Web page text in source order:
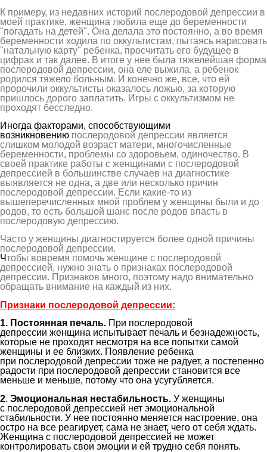
К примеру, из недавних историй послеродовой депрессии в
моей практике, женщина любила еще до беременности
"погадать на детей". Она делала это постоянно, а во время
беременности ходила по оккультистам, пытаясь нарисовать
"натальную карту" ребенка, просчитать его будущее в
цифрах и так далее. В итоге у нее была тяжелейшая форма
послеродовой депрессии, она еле выжила, а ребенок
родился тяжело больным. И конечно же, все, что ей
пророчили оккультисты оказалось ложью, за которую
пришлось дорого заплатить. Игры с оккультизмом не
проходят бесследно.
Иногда факторами, способствующими
возникновению послеродовой депрессии является
слишком молодой возраст матери, многочисленные
беременности, проблемы со здоровьем, одиночество. В
своей практике работы с женщинами с послеродовой
депрессией в большинстве случаев на диагностике
выявляется не одна, а две или несколько причин
послеродовой депрессии. Если какие-то из
вышеперечисленных мной проблем у женщины были и до
родов, то есть большой шанс после родов впасть в
послеродовую депрессию.
Часто у женщины диагностируется более одной причины
послеродовой депрессии.
Чтобы вовремя помочь женщине с послеродовой
депрессией, нужно знать о признаках послеродовой
депрессии. Признаков много, поэтому надо внимательно
обращать внимание на каждый из них.
Признаки послеродовой депрессии:
1. Постоянная печаль. При послеродовой
депрессии женщина испытывает печаль и безнадежность,
которые не проходят несмотря на все попытки самой
женщины и ее близких. Появление ребенка
при послеродовой депрессии тоже не радует, а постепенно
радости при послеродовой депрессии становится все
меньше и меньше, потому что она усугубляется.
2. Эмоциональная нестабильность. У женщины
с послеродовой депрессией нет эмоциональной
стабильности. У нее постоянно меняется настроение, она
остро на все реагирует, сама не знает, чего от себя ждать.
Женщина с послеродовой депрессией не может
контролировать свои эмоции и ей трудно себя понять.